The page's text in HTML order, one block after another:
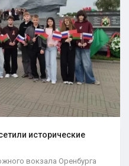
исторические
вокзала Оренбурга